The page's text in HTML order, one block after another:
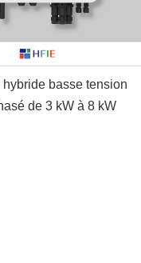
basse tension
de 3 kW à 8 kW